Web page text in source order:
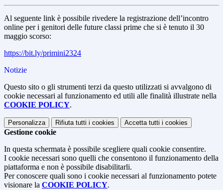
Al seguente link è possibile rivedere la registrazione dell’incontro
online per i genitori delle future classi prime che si è tenuto il 30
maggio scorso:
https://bit.ly/primini2324
Notizie
Questo sito o gli strumenti terzi da questo utilizzati si avvalgono di
cookie necessari al funzionamento ed utili alle finalità illustrate nella
COOKIE POLICY.
Personalizza Rifiuta tutti i cookies Accetta tutti i cookies
Gestione cookie
In questa schermata è possibile scegliere quali cookie consentire.
I cookie necessari sono quelli che consentono il funzionamento della
piattaforma e non è possibile disabilitarli.
Per conoscere quali sono i cookie necessari al funzionamento potete
visionare la COOKIE POLICY.